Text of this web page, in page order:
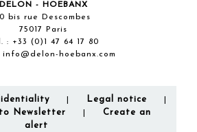
DELON - HOEBANX
bis rue Descombes
75017 Paris
: +33 (0)1 47 64 17 80
info@delon-hoebanx.com
Legal notice
Newsletter
Create an
alert